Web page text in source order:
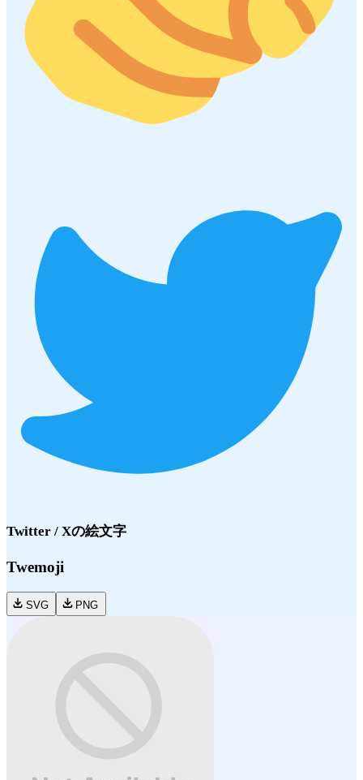
Twitter / Xの絵文字
Twemoji
SVG PNG